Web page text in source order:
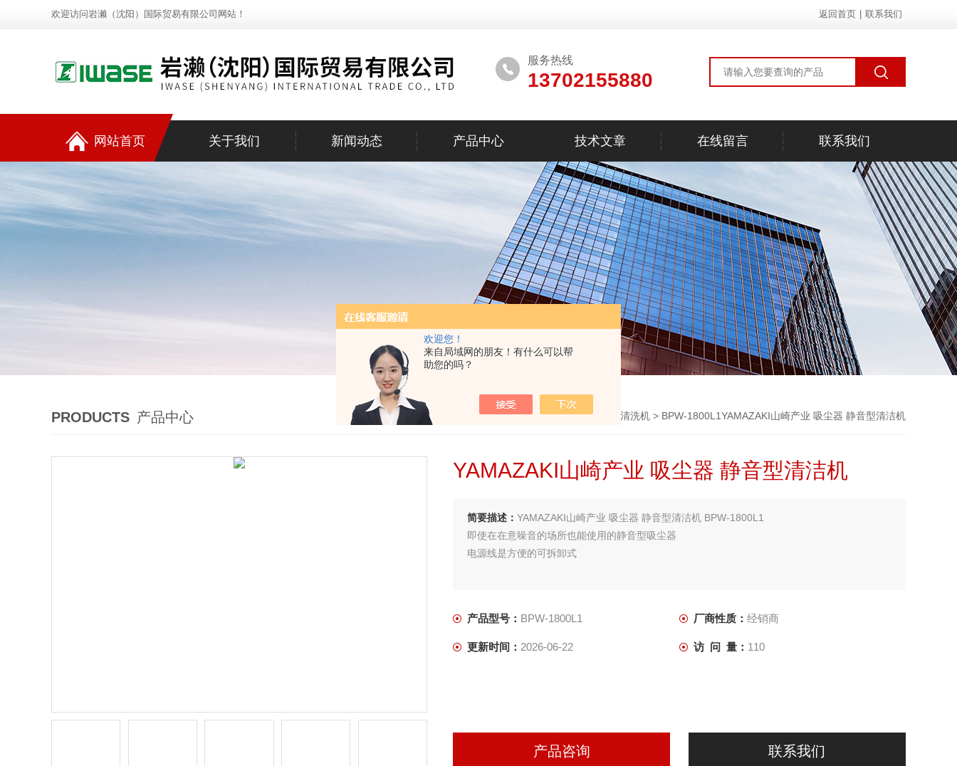
欢迎您！
来自局域网的朋友！有什么可以帮
助您的吗？
欢迎访问岩濑（沈阳）国际贸易有限公司网站！ 返回首页 联系我们
服务热线
13702155880
网站首页 关于我们 新闻动态 产品中心 技术文章 在线留言 联系我们
PRODUCTS 产品中心 首页 >YAMAZAKI山崎产业>吸尘器清洗机 > BPW-1800L1YAMAZAKI山崎产业 吸尘器 静音型清洁机
YAMAZAKI山崎产业 吸尘器 静音型清洁机
简要描述： YAMAZAKI山崎产业 吸尘器 静音型清洁机 BPW-1800L1
即使在在意噪音的场所也能使用的静音型吸尘器
电源线是方便的可拆卸式
产品型号： BPW-1800L1 厂商性质： 经销商
更新时间： 2026-06-22 访 问 量： 110
产品咨询 联系我们